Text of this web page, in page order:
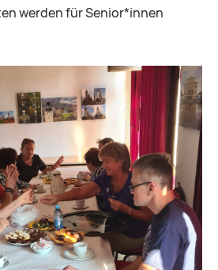
werden für Senior*innen